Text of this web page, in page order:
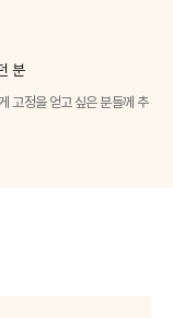
분
정을 얻고 싶은 분들께 추